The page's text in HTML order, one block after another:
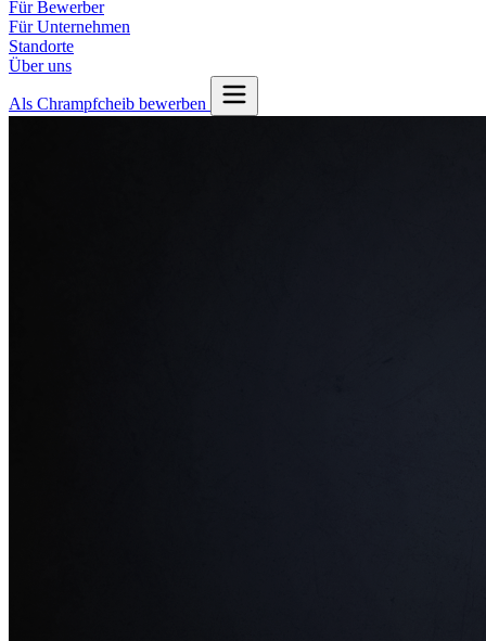
Für Bewerber
Für Unternehmen
Standorte
Über uns
Als Chrampfcheib bewerben